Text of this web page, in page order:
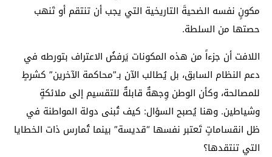
مكونٍ نفسه الضحيةَ التاريخية التي يجب أن تنتقم أو تَنهب
حصتها من السلطة.
اللافت أن جزءاً من هذه المكونات يَرفضُ الاعتراف بتورطه في
دعم النظام السابق، بل يُطالب الآن بـ”محاكمة الآخرين” كشرطٍ
للمصالحة، وكأن الوطن وِجهةٌ قابلةٌ للتقسيم إلى ملائكةٍ
وشياطين. وهنا يُصبح السؤال: كيف تُبنى دولة المواطنة في
ظل انقساماتٍ تَعتبر نفسها “قديسة” بينما تُمارس ذات الخطايا
التي تنتقدها؟